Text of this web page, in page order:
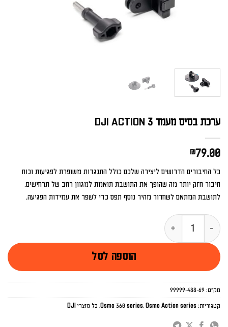
ערכת בסיס מעמד DJI ACTION 3
₪79.00
כל החיבורים הדרושים ליצירה שלכם כולל התנגדות משופרת לפגיעות וכוח
חיבור חזק יותר מה שהופך את התושבת תואמת למגוון רחב של תרחישים.
לתושבת המתאם לשחרור מהיר נוסף תפס כדי לשפר את עמידות הפגיעה.
כמות של ערכת בסיס מעמד DJI ACTION 3
הוספה לסל
מק"ט: 99999-488-69
קטגוריות: Osmo 360 series, Osmo Action series
, כל מוצרי DJI